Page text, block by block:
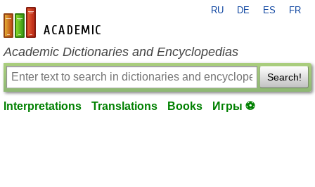
en-academic.com
RU DE ES FR
Academic Dictionaries and Encyclopedias
Search!
Interpretations Translations Books Игры ⚽